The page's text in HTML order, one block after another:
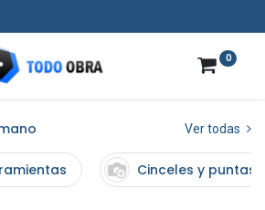
0
Ver todas
Cinceles y puntas